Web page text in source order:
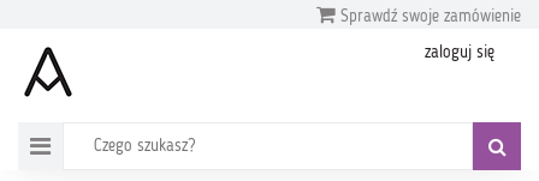
Sprawdź swoje zamówienie
zaloguj się